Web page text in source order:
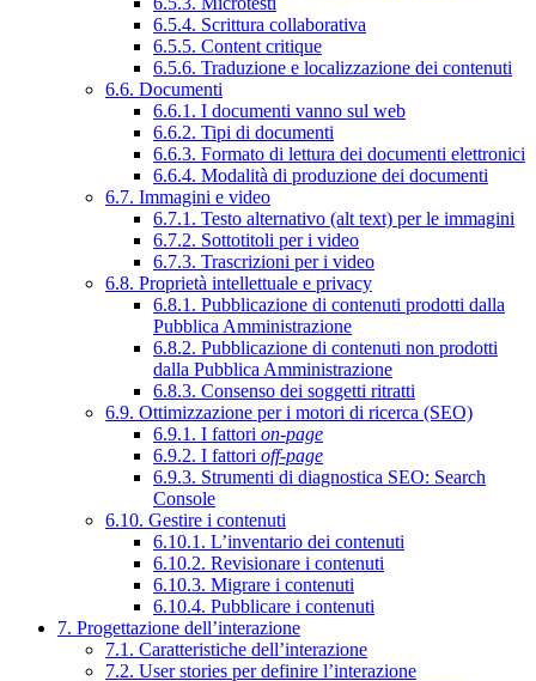
6.5.4. Scrittura collaborativa
6.5.5. Content critique
6.5.6. Traduzione e localizzazione dei contenuti
6.6. Documenti
6.6.1. I documenti vanno sul web
6.6.2. Tipi di documenti
6.6.3. Formato di lettura dei documenti elettronici
6.6.4. Modalità di produzione dei documenti
6.7. Immagini e video
6.7.1. Testo alternativo (alt text) per le immagini
6.7.2. Sottotitoli per i video
6.7.3. Trascrizioni per i video
6.8. Proprietà intellettuale e privacy
6.8.1. Pubblicazione di contenuti prodotti dalla
Pubblica Amministrazione
6.8.2. Pubblicazione di contenuti non prodotti
dalla Pubblica Amministrazione
6.8.3. Consenso dei soggetti ritratti
6.9. Ottimizzazione per i motori di ricerca (SEO)
6.9.1. I fattori on-page
6.9.2. I fattori off-page
6.9.3. Strumenti di diagnostica SEO: Search
Console
6.10. Gestire i contenuti
6.10.1. L’inventario dei contenuti
6.10.2. Revisionare i contenuti
6.10.3. Migrare i contenuti
6.10.4. Pubblicare i contenuti
7. Progettazione dell’interazione
7.1. Caratteristiche dell’interazione
7.2. User stories per definire l’interazione